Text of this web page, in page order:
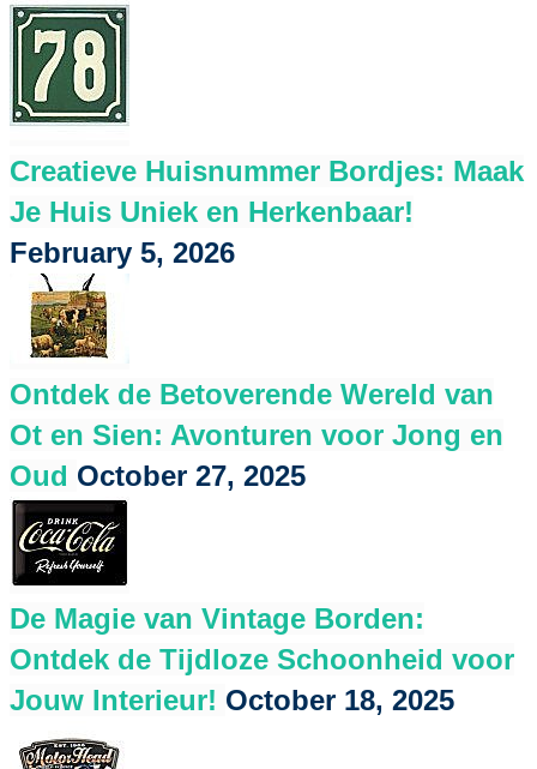
Creatieve Huisnummer Bordjes: Maak
Je Huis Uniek en Herkenbaar!
February 5, 2026
Ontdek de Betoverende Wereld van
Ot en Sien: Avonturen voor Jong en
Oud October 27, 2025
De Magie van Vintage Borden:
Ontdek de Tijdloze Schoonheid voor
Jouw Interieur! October 18, 2025